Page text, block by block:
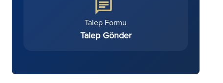
Talep Formu
Talep Gönder